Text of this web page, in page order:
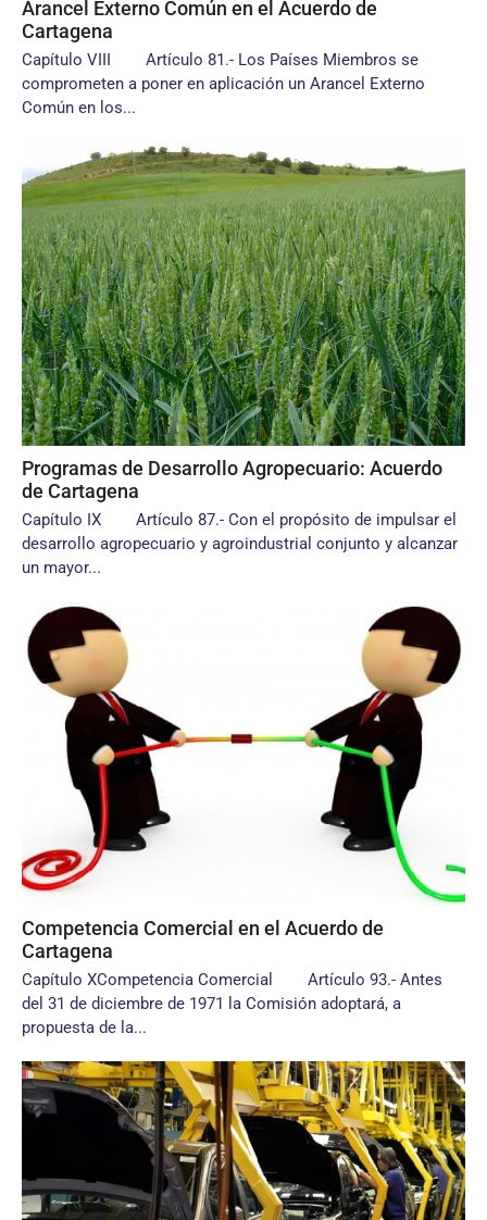
Arancel Externo Común en el Acuerdo de
Cartagena
Capítulo VIII Artículo 81.- Los Países Miembros se
comprometen a poner en aplicación un Arancel Externo
Común en los...
Programas de Desarrollo Agropecuario: Acuerdo
de Cartagena
Capítulo IX Artículo 87.- Con el propósito de impulsar el
desarrollo agropecuario y agroindustrial conjunto y alcanzar
un mayor...
Competencia Comercial en el Acuerdo de
Cartagena
Capítulo XCompetencia Comercial Artículo 93.- Antes
del 31 de diciembre de 1971 la Comisión adoptará, a
propuesta de la...